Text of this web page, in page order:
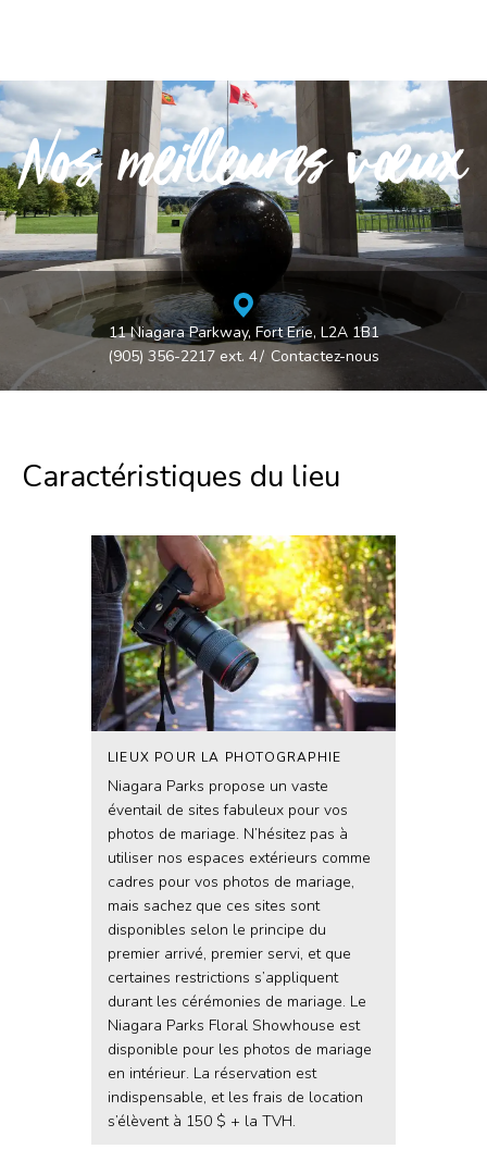
Nos meilleures vœux
11 Niagara Parkway, Fort Erie, L2A 1B1
(905) 356-2217 ext. 4
Contactez-nous
Caractéristiques du lieu
LIEUX POUR LA PHOTOGRAPHIE
Niagara Parks propose un vaste
éventail de sites fabuleux pour vos
photos de mariage. N’hésitez pas à
utiliser nos espaces extérieurs comme
cadres pour vos photos de mariage,
mais sachez que ces sites sont
disponibles selon le principe du
premier arrivé, premier servi, et que
certaines restrictions s’appliquent
durant les cérémonies de mariage. Le
Niagara Parks Floral Showhouse est
disponible pour les photos de mariage
en intérieur. La réservation est
indispensable, et les frais de location
s’élèvent à 150 $ + la TVH.